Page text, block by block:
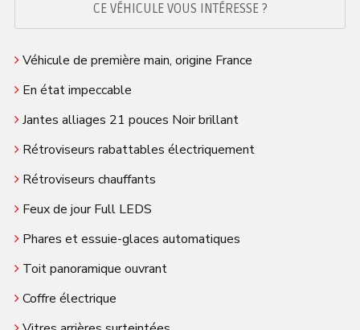
CE VÉHICULE VOUS INTÉRESSE ?
Véhicule de première main, origine France
En état impeccable
Jantes alliages 21 pouces Noir brillant
Rétroviseurs rabattables électriquement
Rétroviseurs chauffants
Feux de jour Full LEDS
Phares et essuie-glaces automatiques
Toit panoramique ouvrant
Coffre électrique